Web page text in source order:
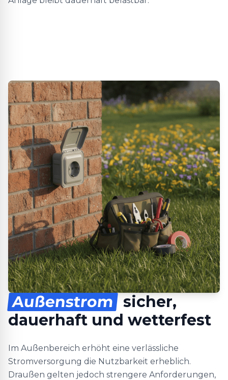
Außenstrom sicher,
dauerhaft und wetterfest
Im Außenbereich erhöht eine verlässliche
Stromversorgung die Nutzbarkeit erheblich.
Draußen gelten jedoch strengere Anforderungen,